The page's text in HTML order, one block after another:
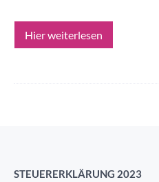
Hier weiterlesen
STEUERERKLÄRUNG 2023